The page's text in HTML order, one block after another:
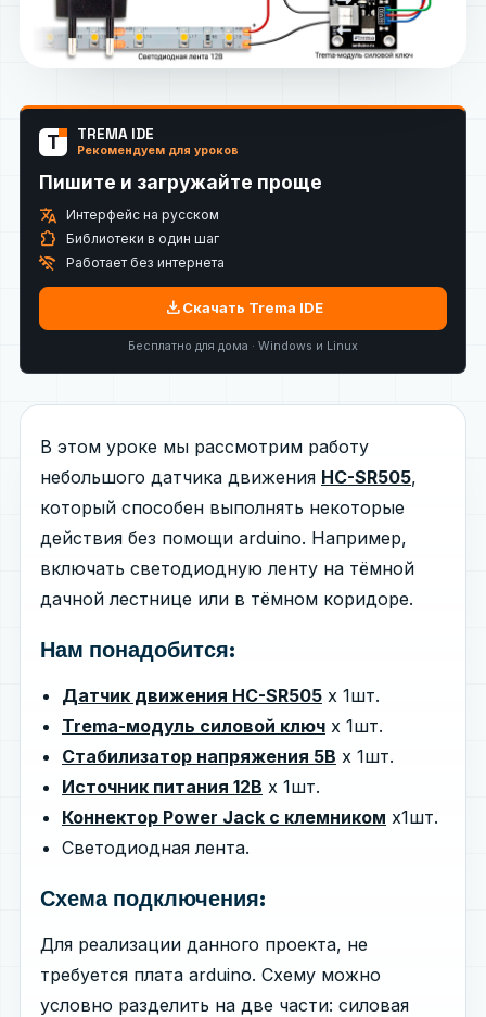
T TREMA IDE
Рекомендуем для уроков
Пишите и загружайте проще
translate Интерфейс на русском
extension Библиотеки в один шаг
wifi_off Работает без интернета
downloadСкачать Trema IDE
Бесплатно для дома · Windows и Linux
В этом уроке мы рассмотрим работу
небольшого датчика движения HC-SR505,
который способен выполнять некоторые
действия без помощи arduino. Например,
включать светодиодную ленту на тёмной
дачной лестнице или в тёмном коридоре.
Нам понадобится:
Датчик движения HC-SR505 x 1шт.
Trema-модуль силовой ключ х 1шт.
Стабилизатор напряжения 5В х 1шт.
Источник питания 12В х 1шт.
Коннектор Power Jack с клемником х1шт.
Светодиодная лента.
Схема подключения:
Для реализации данного проекта, не
требуется плата arduino. Схему можно
условно разделить на две части: силовая